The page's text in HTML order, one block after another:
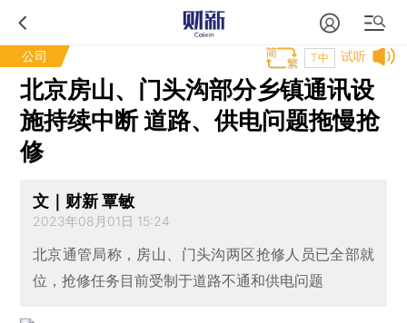
公司 试听
T中
北京房山、门头沟部分乡镇通讯设
施持续中断 道路、供电问题拖慢抢
修
文｜财新 覃敏
2023年08月01日 15:24
北京通管局称，房山、门头沟两区抢修人员已全部就
位，抢修任务目前受制于道路不通和供电问题